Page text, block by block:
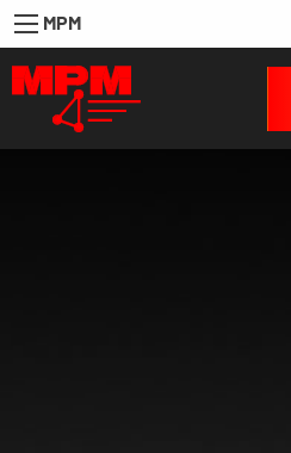
MPM